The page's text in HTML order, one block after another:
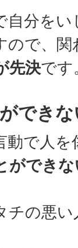
自分を
ので、
先決です
でき
動で人を
ができ
チの悪